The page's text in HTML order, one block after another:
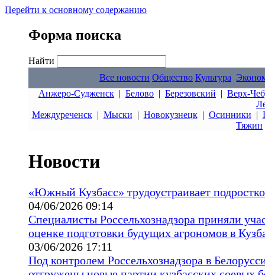
Перейти к основному содержанию
Форма поиска
Найти
Все новости Общество Культура
Анжеро-Судженск | Белово | Березовский | Верх-
Междуреченск| Мыски | Новокузнецк| Осинники |
Тяжин
Новости
«Южный Кузбасс» трудоустраивает
04/06/2026 09:14
Специалисты Россельхознадзора приняли
оценке подготовки будущих агрономов в
03/06/2026 17:11
Под контролем Россельхознадзора в